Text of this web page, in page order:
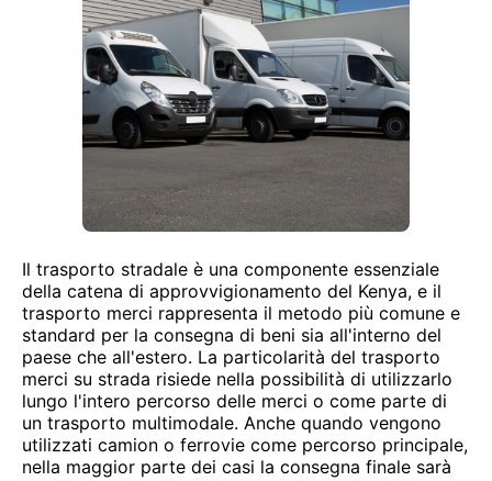
Il trasporto stradale è una componente essenziale
della catena di approvvigionamento del Kenya, e il
trasporto merci rappresenta il metodo più comune e
standard per la consegna di beni sia all'interno del
paese che all'estero. La particolarità del trasporto
merci su strada risiede nella possibilità di utilizzarlo
lungo l'intero percorso delle merci o come parte di
un trasporto multimodale. Anche quando vengono
utilizzati camion o ferrovie come percorso principale,
nella maggior parte dei casi la consegna finale sarà